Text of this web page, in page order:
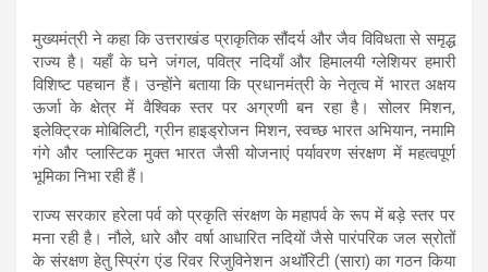
मुख्यमंत्री ने कहा कि उत्तराखंड प्राकृतिक सौंदर्य और जैव विविधता से समृद्ध
राज्य है। यहाँ के घने जंगल, पवित्र नदियाँ और हिमालयी ग्लेशियर हमारी
विशिष्ट पहचान हैं। उन्होंने बताया कि प्रधानमंत्री के नेतृत्व में भारत अक्षय
ऊर्जा के क्षेत्र में वैश्विक स्तर पर अग्रणी बन रहा है। सोलर मिशन,
इलेक्ट्रिक मोबिलिटी, ग्रीन हाइड्रोजन मिशन, स्वच्छ भारत अभियान, नमामि
गंगे और प्लास्टिक मुक्त भारत जैसी योजनाएं पर्यावरण संरक्षण में महत्वपूर्ण
भूमिका निभा रही हैं।
राज्य सरकार हरेला पर्व को प्रकृति संरक्षण के महापर्व के रूप में बड़े स्तर पर
मना रही है। नौले, धारे और वर्षा आधारित नदियों जैसे पारंपरिक जल स्रोतों
के संरक्षण हेतु स्प्रिंग एंड रिवर रिजुविनेशन अथॉरिटी (सारा) का गठन किया